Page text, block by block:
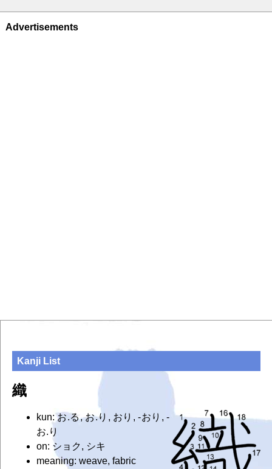
Advertisements
Kanji List
織
kun: お.る, お.り, おり, -おり, -
お.り
on: ショク, シキ
meaning: weave, fabric